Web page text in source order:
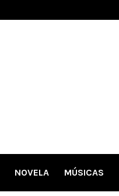
NOVELA MÚSICAS